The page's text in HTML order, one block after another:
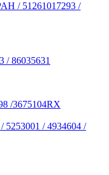
/ 51261017293 /
/ 86035631
/3675104RX
5253001 / 4934604 /